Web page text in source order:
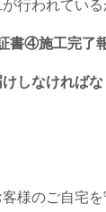
行われている
④施工完了報
しなければな
様のご自宅